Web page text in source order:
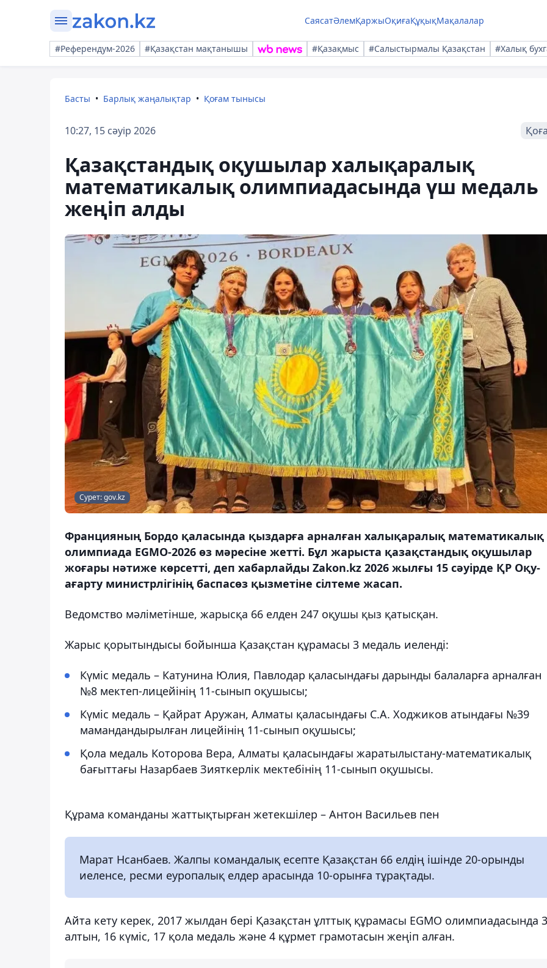
СаясатӘлемҚаржыОқиғаҚұқықМақалалар
#Референдум-2026 #Қазақстан мақтанышы #Қазақмыс #Салыстырмалы Қазақстан #Халық
Басты Барлық жаңалықтар Қоғам тынысы
10:27, 15 сәуір 2026
Қазақстандық оқушылар халықаралық
математикалық олимпиадасында үш медаль
жеңіп алды
Сурет: gov.kz
Францияның Бордо қаласында қыздарға арналған халықаралық математикалық
олимпиада EGMO-2026 өз мәресіне жетті. Бұл жарыста қазақстандық оқушылар
жоғары нәтиже көрсетті, деп хабарлайды Zakon.kz 2026 жылғы 15 сәуірде ҚР Оқу-
ағарту министрлігінің баспасөз қызметіне сілтеме жасап.
Ведомство мәліметінше, жарысқа 66 елден 247 оқушы қыз қатысқан.
Жарыс қорытындысы бойынша Қазақстан құрамасы 3 медаль иеленді:
Күміс медаль – Катунина Юлия, Павлодар қаласындағы дарынды балаларға арналған
№8 мектеп-лицейінің 11-сынып оқушысы;
Күміс медаль – Қайрат Аружан, Алматы қаласындағы С.А. Ходжиков атындағы №39
мамандандырылған лицейінің 11-сынып оқушысы;
Қола медаль Которова Вера, Алматы қаласындағы жаратылыстану-математикалық
бағыттағы Назарбаев Зияткерлік мектебінің 11-сынып оқушысы.
Құрама команданы жаттықтырған жетекшілер – Антон Васильев пен
Марат Нсанбаев. Жалпы командалық есепте Қазақстан 66 елдің ішінде 20-орынды
иеленсе, ресми еуропалық елдер арасында 10-орынға тұрақтады.
Айта кету керек, 2017 жылдан бері Қазақстан ұлттық құрамасы EGMO олимпиадасында 3
алтын, 16 күміс, 17 қола медаль және 4 құрмет грамотасын жеңіп алған.